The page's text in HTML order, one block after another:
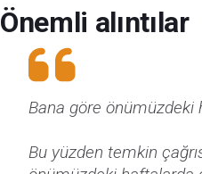
Önemli alıntılar
Bana göre
Bu yüzden temkin